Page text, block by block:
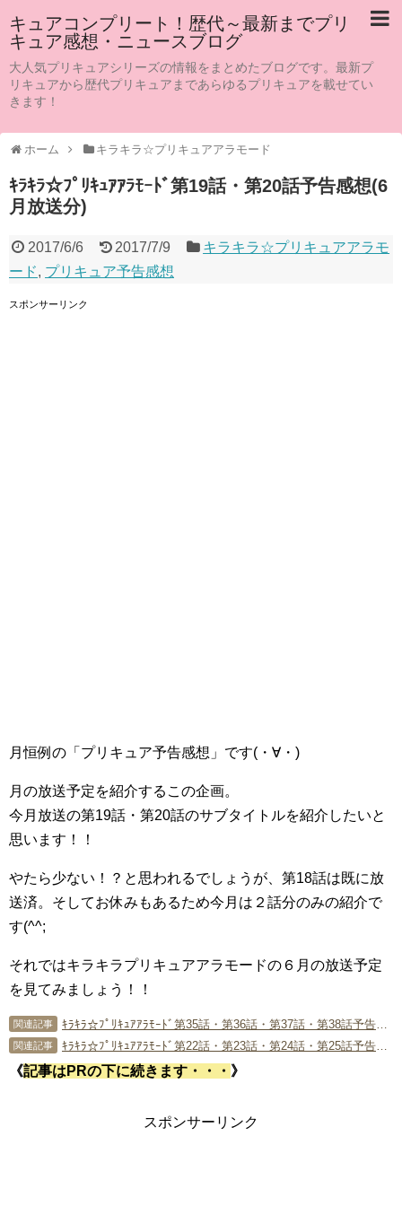
キュアコンプリート！歴代～最新までプリ
キュア感想・ニュースブログ
大人気プリキュアシリーズの情報をまとめたブログです。最新プ
リキュアから歴代プリキュアまであらゆるプリキュアを載せてい
きます！
ホーム キラキラ☆プリキュアアラモード
ｷﾗｷﾗ☆ﾌﾟﾘｷｭｱｱﾗﾓｰﾄﾞ第19話・第20話予告感想(6
月放送分)
2017/6/6 2017/7/9
キラキラ☆プリキュアアラモ
ード, プリキュア予告感想
スポンサーリンク
月恒例の「プリキュア予告感想」です(・∀・)
月の放送予定を紹介するこの企画。
今月放送の第19話・第20話のサブタイトルを紹介したいと
思います！！
やたら少ない！？と思われるでしょうが、第18話は既に放
送済。そしてお休みもあるため今月は２話分のみの紹介で
す(^^;
それではキラキラプリキュアアラモードの６月の放送予定
を見てみましょう！！
関連記事 ｷﾗｷﾗ☆ﾌﾟﾘｷｭｱｱﾗﾓｰﾄﾞ第35話・第36話・第37話・第38話予告感想(10月放送分)
関連記事 ｷﾗｷﾗ☆ﾌﾟﾘｷｭｱｱﾗﾓｰﾄﾞ第22話・第23話・第24話・第25話予告感想(7月放送分)
《記事はPRの下に続きます・・・ 》
スポンサーリンク